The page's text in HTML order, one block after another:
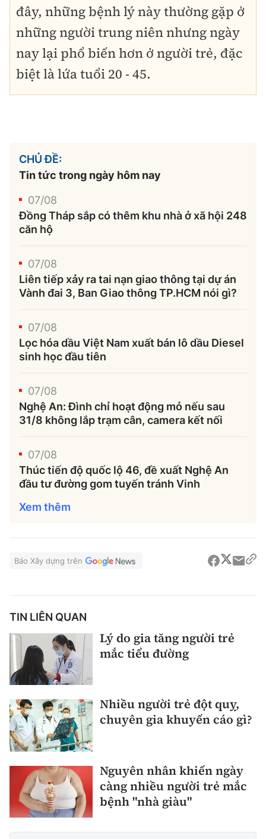
đây, những bệnh lý này thường gặp ở
những người trung niên nhưng ngày
nay lại phổ biến hơn ở người trẻ, đặc
biệt là lứa tuổi 20 - 45.
CHỦ ĐỀ:
Tin tức trong ngày hôm nay
07/08
Đồng Tháp sắp có thêm khu nhà ở xã hội 248
căn hộ
07/08
Liên tiếp xảy ra tai nạn giao thông tại dự án
Vành đai 3, Ban Giao thông TP.HCM nói gì?
07/08
Lọc hóa dầu Việt Nam xuất bán lô dầu Diesel
sinh học đầu tiên
07/08
Nghệ An: Đình chỉ hoạt động mỏ nếu sau
31/8 không lắp trạm cân, camera kết nối
07/08
Thúc tiến độ quốc lộ 46, đề xuất Nghệ An
đầu tư đường gom tuyến tránh Vinh
Xem thêm
Báo Xây dựng trên
TIN LIÊN QUAN
Lý do gia tăng người trẻ
mắc tiểu đường
Nhiều người trẻ đột quỵ,
chuyên gia khuyến cáo gì?
Nguyên nhân khiến ngày
càng nhiều người trẻ mắc
bệnh "nhà giàu"